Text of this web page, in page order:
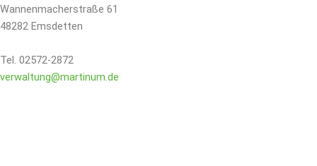
Wannenmacherstraße 61
48282 Emsdetten
Tel. 02572-2872
verwaltung@martinum.de